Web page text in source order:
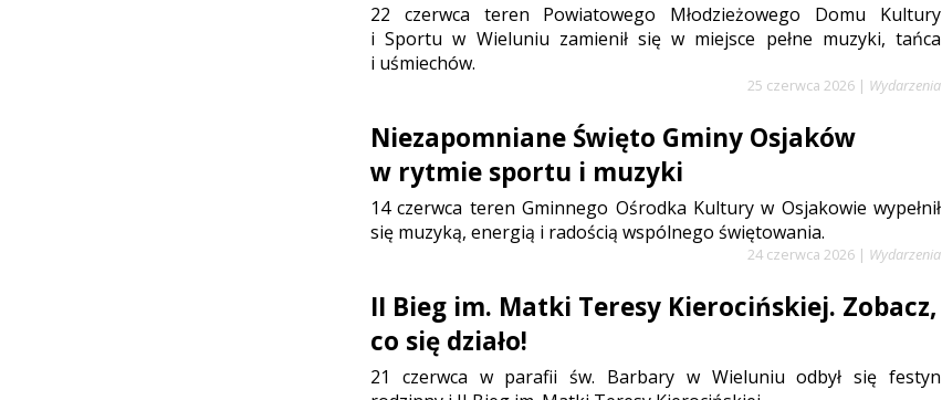
22 czerwca teren Powiatowego Młodzieżowego Domu Kultury
i Sportu w Wieluniu zamienił się w miejsce pełne muzyki, tańca
i uśmiechów.
25 czerwca 2026 | Wydarzenia
Niezapomniane Święto Gminy Osjaków
w rytmie sportu i muzyki
14 czerwca teren Gminnego Ośrodka Kultury w Osjakowie wypełnił
się muzyką, energią i radością wspólnego świętowania.
24 czerwca 2026 | Wydarzenia
II Bieg im. Matki Teresy Kierocińskiej. Zobacz,
co się działo!
21 czerwca w parafii św. Barbary w Wieluniu odbył się festyn